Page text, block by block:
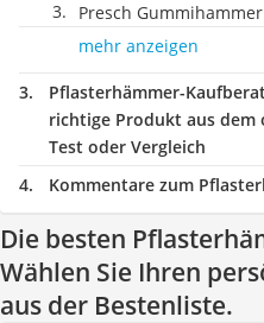
Presch Gummihammer
mehr anzeigen
Pflasterhämmer-
richtige Produkt aus dem
Test oder Vergleich
Kommentare zum
Die besten
Wählen Sie Ihren
aus der Bestenliste.